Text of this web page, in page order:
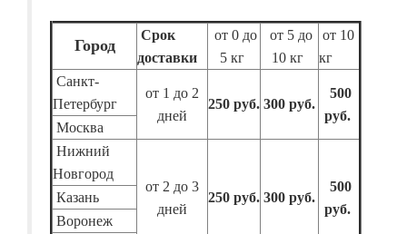
Город
Срок
доставки
от 0 до
5 кг
от 5 до
10 кг
от 10
кг
Санкт-
Петербург
от 1 до 2
дней
250 руб. 300 руб.
500
руб.
Москва
Нижний
Новгород
от 2 до 3
дней
250 руб. 300 руб.
500
руб.
Казань
Воронеж